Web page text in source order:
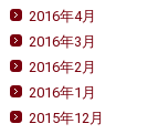
2016年4月
2016年3月
2016年2月
2016年1月
2015年12月